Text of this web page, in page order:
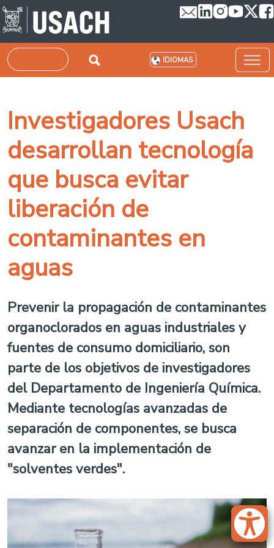
Pasar al contenido principal
Buscar IDIOMAS
Investigadores Usach
desarrollan tecnología
que busca evitar
liberación de
contaminantes en
aguas
Prevenir la propagación de contaminantes
organoclorados en aguas industriales y
fuentes de consumo domiciliario, son
parte de los objetivos de investigadores
del Departamento de Ingeniería Química.
Mediante tecnologías avanzadas de
separación de componentes, se busca
avanzar en la implementación de
"solventes verdes".